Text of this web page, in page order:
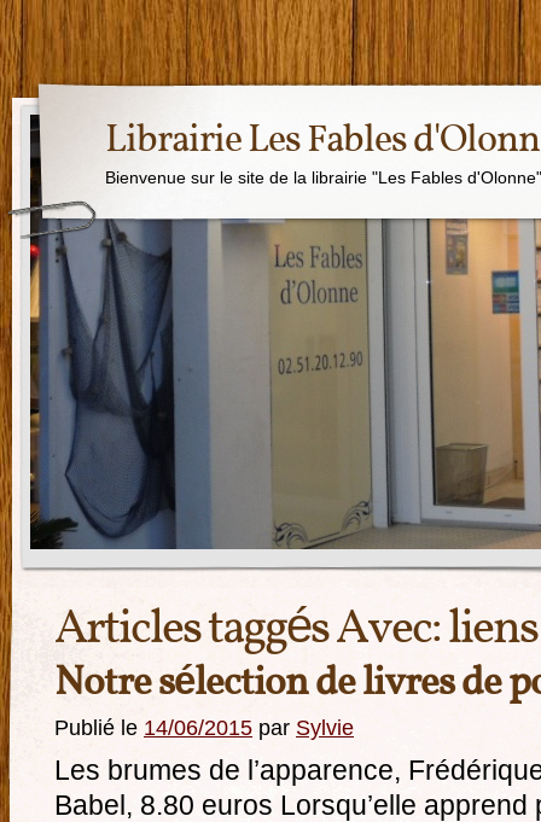
Librairie Les Fables
Bienvenue sur le site de la librairie "Les Fables
Articles taggés Avec:
Notre sélection de livres de
Publié le 14/06/2015 par Sylvie
Les brumes de l’apparence,
Babel, 8.80 euros Lorsqu’elle apprend